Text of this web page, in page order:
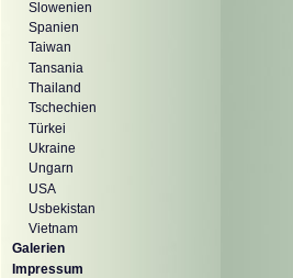
Slowenien
Spanien
Taiwan
Tansania
Thailand
Tschechien
Türkei
Ukraine
Ungarn
USA
Usbekistan
Vietnam
Galerien
Impressum